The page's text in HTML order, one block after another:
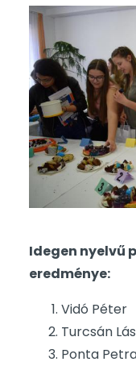
Idegen nyelvű
eredménye:
Vidó Péter
Turcsán
Ponta